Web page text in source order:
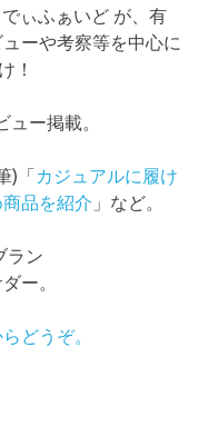
ぃふぁいど が、有
ーや考察等を中心に
！
ー掲載。
)「カジュアルに履け
品を紹介 」など。
ラン
ー。
どうぞ。